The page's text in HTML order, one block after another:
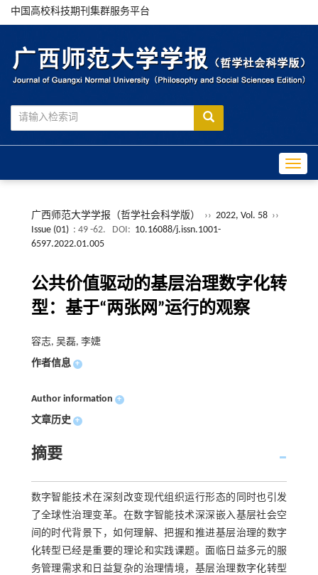
中国高校科技期刊集群服务平台
广西师范大学学报（哲学社会科学版） ›› 2022, Vol. 58 ››
Issue (01) : 49 -62. DOI: 10.16088/j.issn.1001-
6597.2022.01.005
公共价值驱动的基层治理数字化转
型：基于“两张网”运行的观察
容志, 吴磊, 李婕
作者信息 +
Author information +
文章历史 +
摘要
数字智能技术在深刻改变现代组织运行形态的同时也引发
了全球性治理变革。在数字智能技术深深嵌入基层社会空
间的时代背景下，如何理解、把握和推进基层治理的数字
化转型已经是重要的理论和实践课题。面临日益多元的服
务管理需求和日益复杂的治理情境，基层治理数字化转型